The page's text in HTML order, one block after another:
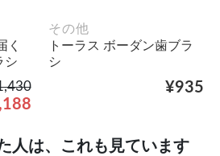
く
シ
その他
トーラス ボーダン歯ブラ
シ
¥935
人は、これも見ています